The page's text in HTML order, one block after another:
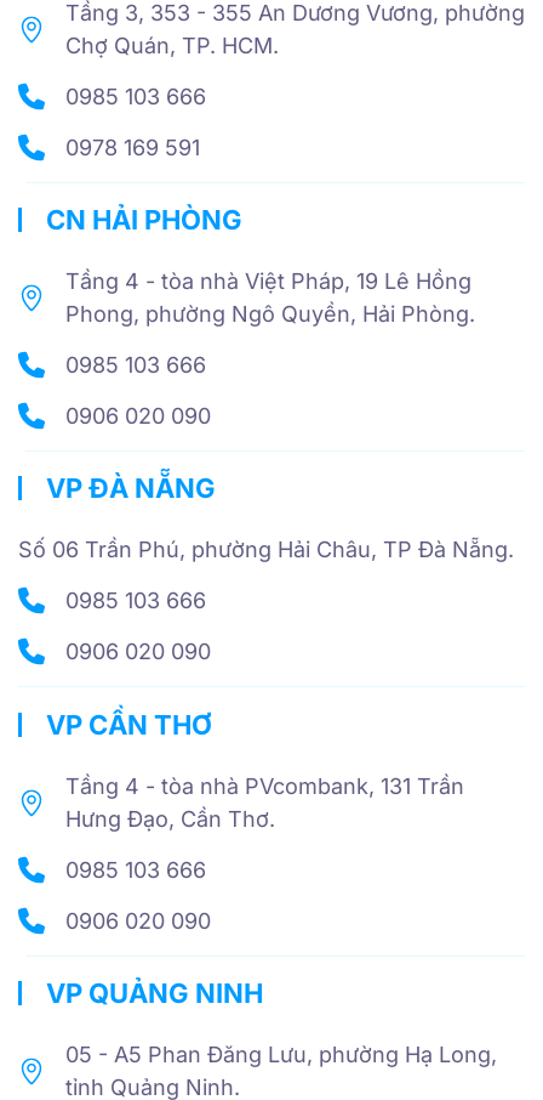
Tầng 3, 353 - 355 An Dương Vương, phường
Chợ Quán, TP. HCM.
0985 103 666
0978 169 591
CN HẢI PHÒNG
Tầng 4 - tòa nhà Việt Pháp, 19 Lê Hồng
Phong, phường Ngô Quyền, Hải Phòng.
0985 103 666
0906 020 090
VP ĐÀ NẴNG
Số 06 Trần Phú, phường Hải Châu, TP Đà Nẵng.
0985 103 666
0906 020 090
VP CẦN THƠ
Tầng 4 - tòa nhà PVcombank, 131 Trần
Hưng Đạo, Cần Thơ.
0985 103 666
0906 020 090
VP QUẢNG NINH
05 - A5 Phan Đăng Lưu, phường Hạ Long,
tỉnh Quảng Ninh.